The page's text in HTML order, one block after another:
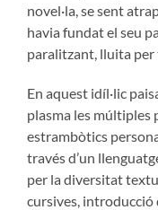
novel·la, se sent
havia fundat el seu
paralitzant, lluita per
En aquest idíl·lic
plasma les múltiples
estrambòtics
través d’un
per la diversitat
cursives, introducció